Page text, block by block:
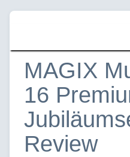
MAGIX
16
Review